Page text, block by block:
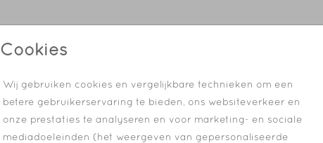
Cookies
Wij gebruiken cookies en vergelijkbare technieken om een
betere gebruikerservaring te bieden, ons websiteverkeer en
onze prestaties te analyseren en voor marketing- en sociale
mediadoeleinden (het weergeven van gepersonaliseerde